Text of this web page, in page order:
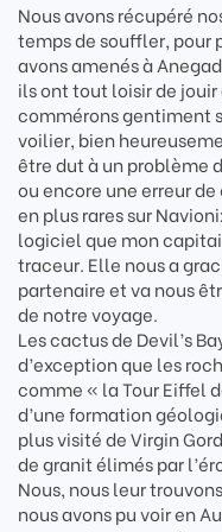
Nous avons récupéré
temps de souffler, pour
avons amenés à
ils ont tout loisir de
commérons gentiment
voilier, bien
être dut à un problème
ou encore une erreur
en plus rares sur
logiciel que mon
traceur. Elle nous a
partenaire et va nous
de notre voyage.
Les cactus de Devil’s
d’exception que les
comme « la Tour Eiffel
d’une formation
plus visité de Virgin
de granit élimés par
Nous, nous leur
nous avons pu voir en